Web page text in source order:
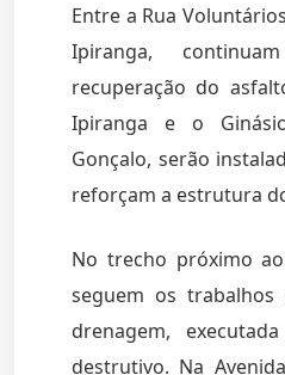
Entre a Rua
Ipiranga,
recuperação do
Ipiranga e o
Gonçalo, serão
reforçam a estrutura
No trecho próximo
seguem os trabalhos
drenagem,
destrutivo. Na